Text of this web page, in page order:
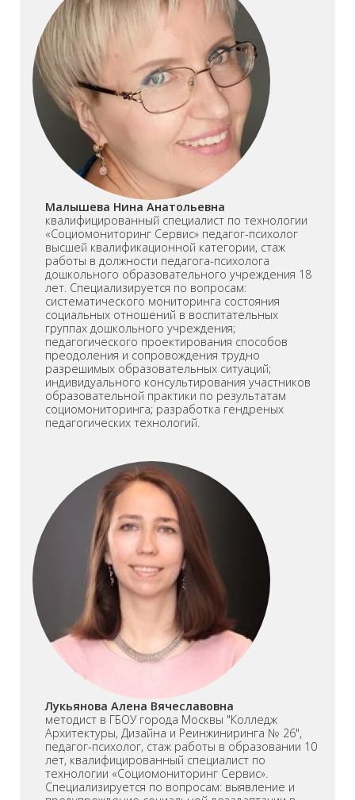
Малышева Нина Анатольевна
квалифицированный специалист по технологии
«Социомониторинг Сервис» педагог-психолог
высшей квалификационной категории, стаж
работы в должности педагога-психолога
дошкольного образовательного учреждения 18
лет. Специализируется по вопросам:
систематического мониторинга состояния
социальных отношений в воспитательных
группах дошкольного учреждения;
педагогического проектирования способов
преодоления и сопровождения трудно
разрешимых образовательных ситуаций;
индивидуального консультирования участников
образовательной практики по результатам
социомониторинга; разработка гендреных
педагогических технологий.
Лукьянова Алена Вячеславовна
методист в ГБОУ города Москвы "Колледж
Архитектуры, Дизайна и Реинжиниринга № 26",
педагог-психолог, стаж работы в образовании 10
лет, квалифицированный специалист по
технологии «Социомониторинг Сервис».
Специализируется по вопросам: выявление и